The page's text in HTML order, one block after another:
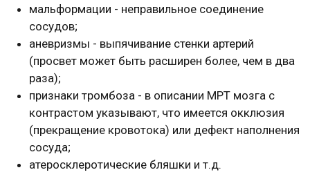
мальформации - неправильное соединение
сосудов;
аневризмы - выпячивание стенки артерий
(просвет может быть расширен более, чем в два
раза);
признаки тромбоза - в описании МРТ мозга с
контрастом указывают, что имеется окклюзия
(прекращение кровотока) или дефект наполнения
сосуда;
атеросклеротические бляшки и т.д.